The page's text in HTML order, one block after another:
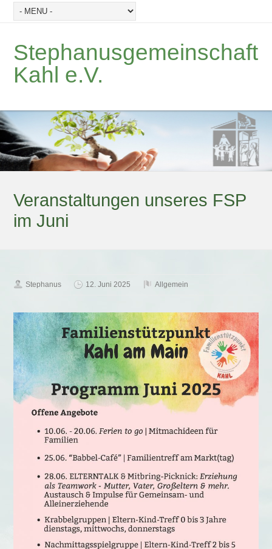
Stephanusgemeinschaft
Kahl e.V.
Veranstaltungen unseres FSP
im Juni
Stephanus 12. Juni 2025 Allgemein